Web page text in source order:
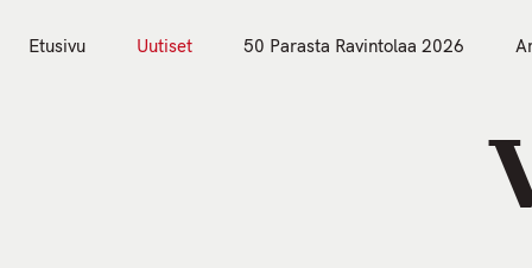
Etusivu Uutiset 50 Parasta Ravintolaa 2026